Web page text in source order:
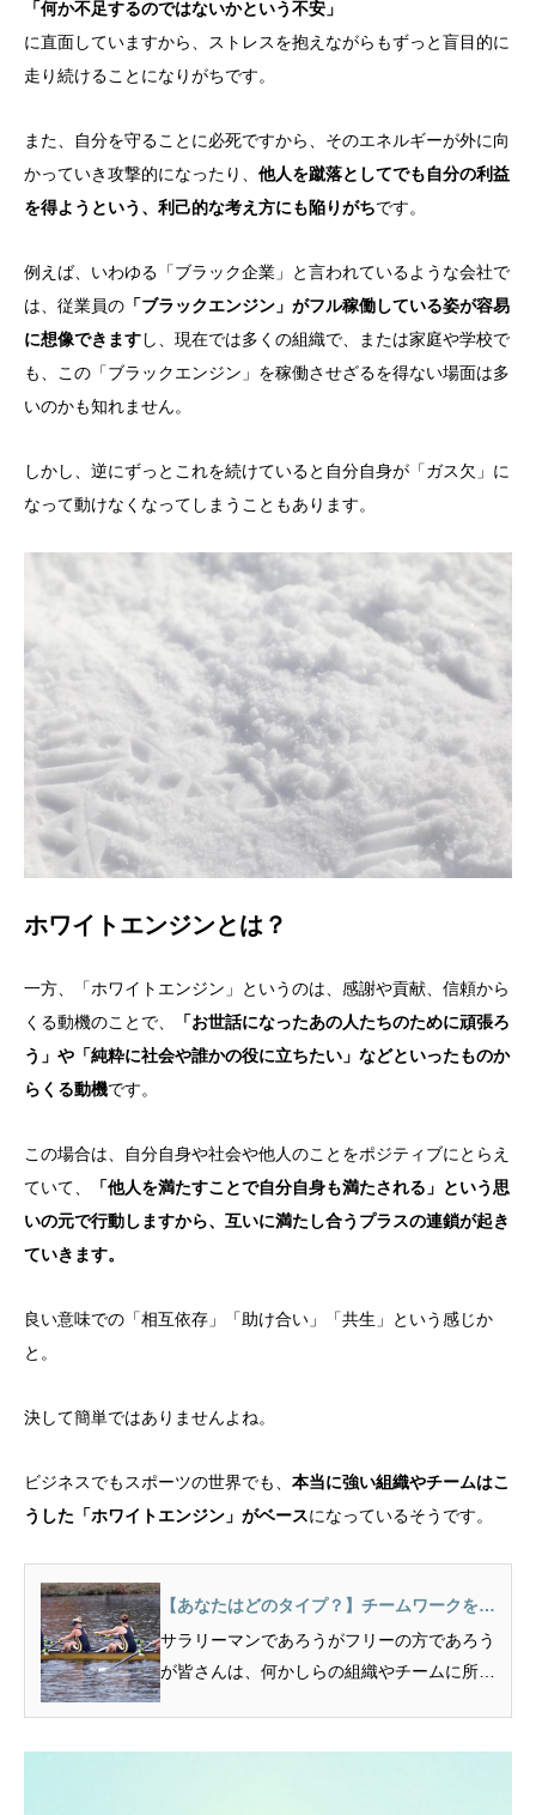
「何か不足するのではないかという不安」
に直面していますから、ストレスを抱えながらもずっと盲目的に
走り続けることになりがちです。
また、自分を守ることに必死ですから、そのエネルギーが外に向
かっていき攻撃的になったり、 他人を蹴落としてでも自分の利益
を得ようという、利己的な考え方にも陥りがちです。
例えば、いわゆる「ブラック企業」と言われているような会社で
は、従業員の 「ブラックエンジン」がフル稼働している姿が容易
に想像できますし、現在では多くの組織で、または家庭や学校で
も、この「ブラックエンジン」を稼働させざるを得ない場面は多
いのかも知れません。
しかし、逆にずっとこれを続けていると自分自身が「ガス欠」に
なって動けなくなってしまうこともあります。
ホワイトエンジンとは？
一方、「ホワイトエンジン」というのは、感謝や貢献、信頼から
くる動機のことで、
「お世話になったあの人たちのために頑張ろ
う」や「純粋に社会や誰かの役に立ちたい」などといったものか
らくる動機です。
この場合は、自分自身や社会や他人のことをポジティブにとらえ
ていて、
「他人を満たすことで自分自身も満たされる」という思
いの元で行動しますから、互いに満たし合うプラスの連鎖が起き
ていきます。
良い意味での「相互依存」「助け合い」「共生」という感じか
と。
決して簡単ではありませんよね。
ビジネスでもスポーツの世界でも、 本当に強い組織やチームはこ
うした「ホワイトエンジン」がベースになっているそうです。
【あなたはどのタイプ？】チームワークを最
大化するための4つのタイプ
サラリーマンであろうがフリーの方であろう
が皆さんは、何かしらの組織やチームに所属